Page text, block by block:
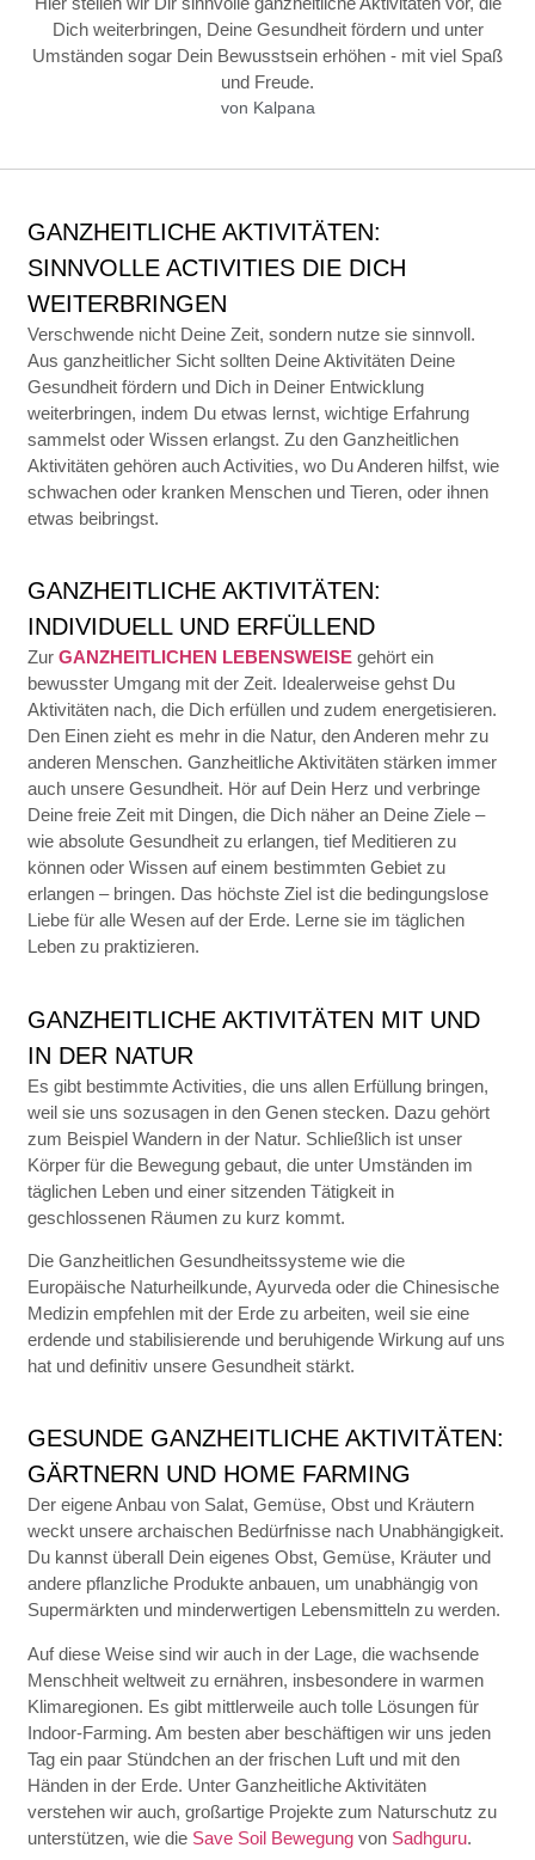
Dich weiterbringen, Deine Gesundheit fördern und unter
Umständen sogar Dein Bewusstsein erhöhen - mit viel Spaß
und Freude.
von Kalpana
GANZHEITLICHE AKTIVITÄTEN:
SINNVOLLE ACTIVITIES DIE DICH
WEITERBRINGEN
Verschwende nicht Deine Zeit, sondern nutze sie sinnvoll.
Aus ganzheitlicher Sicht sollten Deine Aktivitäten Deine
Gesundheit fördern und Dich in Deiner Entwicklung
weiterbringen, indem Du etwas lernst,wichtige Erfahrung
sammelst oder Wissen erlangst. Zu den Ganzheitlichen
Aktivitäten gehören auch Activities, wo Du Anderen hilfst, wie
schwachen oder kranken Menschen und Tieren, oder ihnen
etwas beibringst.
GANZHEITLICHE AKTIVITÄTEN:
INDIVIDUELL UND ERFÜLLEND
ZurGANZHEITLICHEN LEBENSWEISE gehört ein
bewusster Umgang mit der Zeit. Idealerweise gehst Du
Aktivitäten nach, die Dich erfüllen und zudem energetisieren.
Den Einen zieht es mehr in die Natur, den Anderen mehr zu
anderen Menschen. Ganzheitliche Aktivitäten stärken immer
auch unsere Gesundheit. Hör auf Dein Herz und verbringe
Deine freie Zeit mit Dingen, die Dich näher an Deine Ziele –
wie absolute Gesundheit zu erlangen, tief Meditieren zu
können oder Wissen auf einem bestimmten Gebiet zu
erlangen – bringen. Das höchste Ziel ist die bedingungslose
Liebe für alle Wesen auf der Erde. Lerne sie im täglichen
Leben zu praktizieren.
GANZHEITLICHE AKTIVITÄTEN MIT UND
IN DER NATUR
Es gibt bestimmte Activities, die uns allen Erfüllung bringen,
weil sie uns sozusagen in den Genen stecken. Dazu gehört
zum Beispiel Wandern in der Natur. Schließlich ist unser
Körper für die Bewegung gebaut, die unter Umständen im
täglichen Leben und einer sitzenden Tätigkeit in
geschlossenen Räumen zu kurz kommt.
Die Ganzheitlichen Gesundheitssysteme wie die
Europäische Naturheilkunde, Ayurveda oder die Chinesische
Medizin empfehlen mit der Erde zu arbeiten, weil sie eine
erdende und stabilisierende und beruhigende Wirkung auf uns
hat und definitiv unsere Gesundheit stärkt.
GESUNDE GANZHEITLICHE AKTIVITÄTEN:
GÄRTNERN UND HOME FARMING
Der eigene Anbau von Salat, Gemüse, Obst und Kräutern
weckt unsere archaischen Bedürfnisse nach Unabhängigkeit.
Du kannst überall Dein eigenes Obst, Gemüse, Kräuter und
andere pflanzliche Produkte anbauen, um unabhängig von
Supermärkten und minderwertigen Lebensmitteln zu werden.
Auf diese Weise sind wir auch in der Lage, die wachsende
Menschheit weltweit zu ernähren, insbesondere in warmen
Klimaregionen. Es gibt mittlerweile auch tolle Lösungen für
Indoor-Farming. Am besten aber beschäftigen wir uns jeden
Tag ein paar Stündchen an der frischen Luft und mit den
Händen in der Erde. Unter Ganzheitliche Aktivitäten
verstehen wir auch, großartige Projekte zum Naturschutz zu
unterstützen, wie die Save Soil Bewegung von Sadhguru.